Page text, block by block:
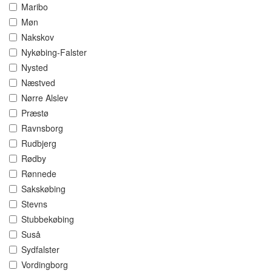
Maribo
Møn
Nakskov
Nykøbing-Falster
Nysted
Næstved
Nørre Alslev
Præstø
Ravnsborg
Rudbjerg
Rødby
Rønnede
Sakskøbing
Stevns
Stubbekøbing
Suså
Sydfalster
Vordingborg